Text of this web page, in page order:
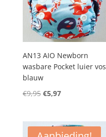
AN13 AIO Newborn
wasbare Pocket luier vos
blauw
€9,95 Oorspronkelijke
was:
€9,95.
€5,97Huidige
is:
€5,97.